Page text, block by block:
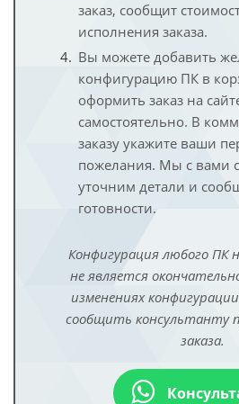
заказ, сообщит
исполнения заказа.
Вы можете добавить
конфигурацию ПК в
оформить заказ на
самостоятельно. В
заказу укажите ваши
пожелания. Мы с вами
уточним детали и
готовности.
Конфигурация любого ПК
не является
изменениях
сообщить консультанту
заказа.